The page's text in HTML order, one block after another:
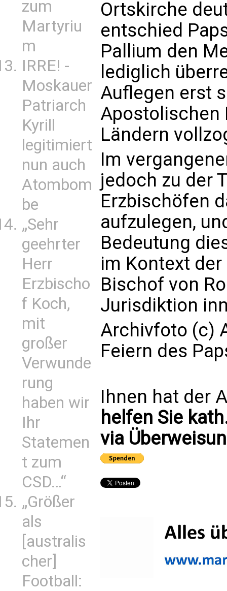
zum
Martyriu
m
IRRE! -
Moskauer
Patriarch
Kyrill
legitimiert
nun auch
Atombom
be
„Sehr
geehrter
Herr
Erzbischo
f Koch,
mit
großer
Verwunde
rung
haben wir
Ihr
Statemen
t zum
CSD…“
„Größer
als
[australis
cher]
Football:
Ortskirche
entschied
Pallium den
lediglich
Auflegen erst
Apostolischen
Ländern
Im
jedoch zu der
Erzbischöfen
aufzulegen,
Bedeutung
im Kontext
Bischof von
Jurisdiktion
Archivfoto (c)
Feiern des
Ihnen hat der
helfen Sie
via